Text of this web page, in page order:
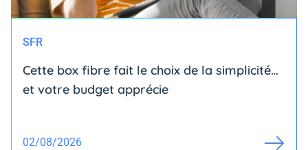
SFR
Cette box fibre fait le choix de la simplicité…
et votre budget apprécie
02/08/2026